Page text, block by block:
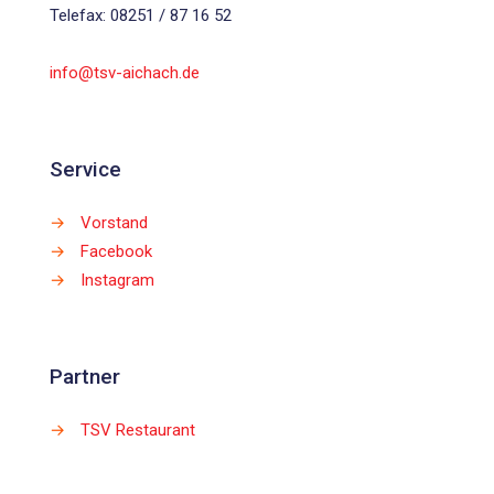
Telefax: 08251 / 87 16 52
info@tsv-aichach.de
Service
→
Vorstand
→
Facebook
→
Instagram
Partner
→ TSV Restaurant